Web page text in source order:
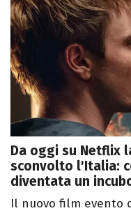
Da oggi su Netflix
sconvolto l'Italia:
diventata un
Il nuovo film evento